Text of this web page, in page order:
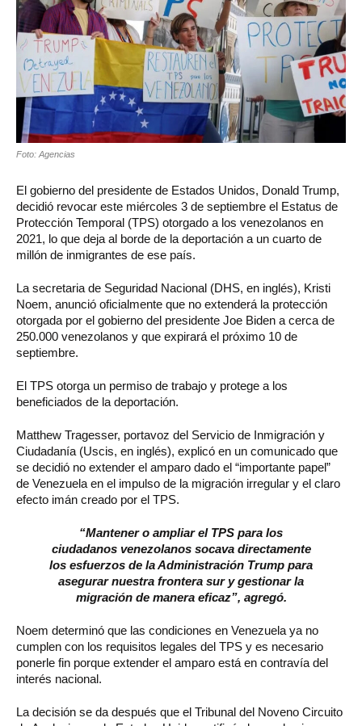
Foto: Agencias
El gobierno del presidente de Estados Unidos, Donald Trump,
decidió revocar este miércoles 3 de septiembre el Estatus de
Protección Temporal (TPS) otorgado a los venezolanos en
2021, lo que deja al borde de la deportación a un cuarto de
millón de inmigrantes de ese país.
La secretaria de Seguridad Nacional (DHS, en inglés), Kristi
Noem, anunció oficialmente que no extenderá la protección
otorgada por el gobierno del presidente Joe Biden a cerca de
250.000 venezolanos y que expirará el próximo 10 de
septiembre.
El TPS otorga un permiso de trabajo y protege a los
beneficiados de la deportación.
Matthew Tragesser, portavoz del Servicio de Inmigración y
Ciudadanía (Uscis, en inglés), explicó en un comunicado que
se decidió no extender el amparo dado el “importante papel”
de Venezuela en el impulso de la migración irregular y el claro
efecto imán creado por el TPS.
“Mantener o ampliar el TPS para los
ciudadanos venezolanos socava directamente
los esfuerzos de la Administración Trump para
asegurar nuestra frontera sur y gestionar la
migración de manera eficaz”, agregó.
Noem determinó que las condiciones en Venezuela ya no
cumplen con los requisitos legales del TPS y es necesario
ponerle fin porque extender el amparo está en contravía del
interés nacional.
La decisión se da después que el Tribunal del Noveno Circuito